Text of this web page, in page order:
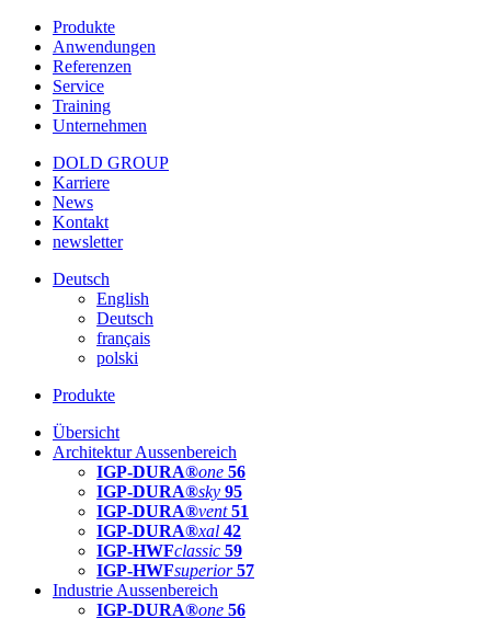
Produkte
Anwendungen
Referenzen
Service
Training
Unternehmen
DOLD GROUP
Karriere
News
Kontakt
newsletter
Deutsch
English
Deutsch
français
polski
Produkte
Übersicht
Architektur Aussenbereich
IGP-DURA®one 56
IGP-DURA®sky 95
IGP-DURA®vent 51
IGP-DURA®xal 42
IGP-HWFclassic 59
IGP-HWFsuperior 57
Industrie Aussenbereich
IGP-DURA®one 56